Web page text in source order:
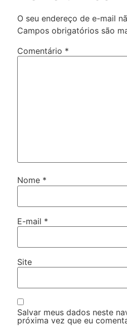
O seu endereço de e-mail
Campos obrigatórios são
Comentário *
Nome *
E-mail *
Site
Salvar meus dados neste
próxima vez que eu